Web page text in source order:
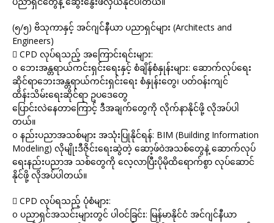
(၅/၅) ဗိသုကာနှင့် အင်ဂျင်နီယာ ပညာရှင်များ (Architects and
Engineers)
 CPD လုပ်ရသည့် အကြောင်းရင်းများ:
o ဘေးအန္တရာယ်ကင်းရှင်းရေးနှင့် စံချိန်စံနှုန်းများ: ဆောက်လုပ်ရေး
ဆိုင်ရာဘေးအန္တရာယ်ကင်းရှင်းရေး စံနှုန်းတွေ၊ ပတ်ဝန်းကျင်
ထိန်းသိမ်းရေးဆိုင်ရာ ဥပဒေတွေ
ပြောင်းလဲနေတာကြောင့် ဒီအချက်တွေကို လိုက်နာနိုင်ဖို့ လိုအပ်ပါ
တယ်။
o နည်းပညာအသစ်များ အသုံးပြုနိုင်ရန်: BIM (Building Information
Modeling) လိုမျိုးဒီဇိုင်းရေးဆွဲတဲ့ ဆော့ဖ်ဝဲအသစ်တွေနဲ့ ဆောက်လုပ်
ရေးနည်းပညာအ သစ်တွေကို လေ့လာပြီးပိုမိုထိရောက်စွာ လုပ်ဆောင်
နိုင်ဖို့ လိုအပ်ပါတယ်။
 CPD လုပ်ရသည့် ပုံစံများ:
o ပညာရှင်အသင်းများတွင် ပါဝင်ခြင်း: မြန်မာနိုင်ငံ အင်ဂျင်နီယာ